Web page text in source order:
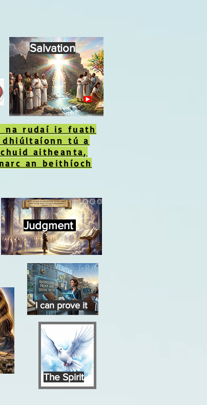
na rudaí is fuath
dhiúltaíonn tú a
aitheanta,
an beithíoch
Salvation
Judgment
The Spirit
I can prove it